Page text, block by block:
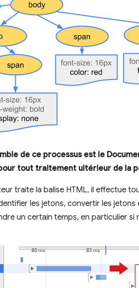
de ce processus est le
tout traitement ultérieur de la
traite la balise HTML, il effectue
les jetons, convertir les
un certain temps, en particulier